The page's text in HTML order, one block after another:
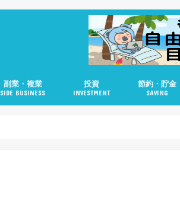
副業・複業
SIDE BUSINESS
投資
INVESTMENT
節約・貯金
SAVING